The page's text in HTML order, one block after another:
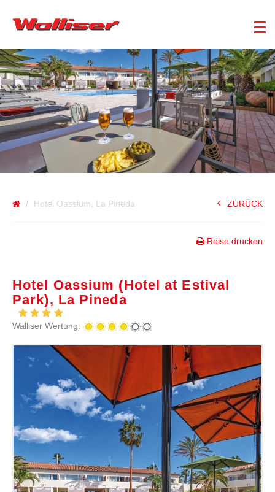
SPANIEN
Hotel Oassium, La Pineda ZURÜCK
Reise drucken
Hotel Oassium (Hotel at Estival
Park), La Pineda
Walliser Wertung: